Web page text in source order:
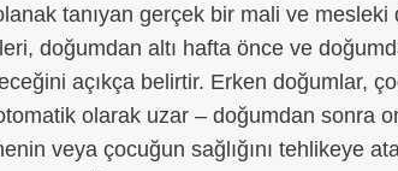
tanıyan gerçek bir mali ve mesleki
doğumdan altı hafta önce ve
açıkça belirtir. Erken doğumlar,
olarak uzar – doğumdan sonra
veya çocuğun sağlığını tehlikeye